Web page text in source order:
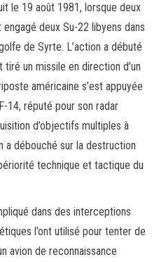
le 19 août 1981, lorsque deux
engagé deux Su-22 libyens dans
de Syrte. L’action a débuté
un missile en direction d’un
américaine s’est appuyée
14, réputé pour son radar
d’objectifs multiples à
a débouché sur la destruction
technique et tactique du
dans des interceptions
l’ont utilisé pour tenter de
avion de reconnaissance